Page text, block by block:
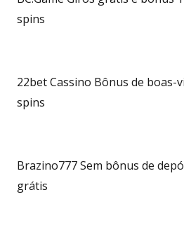
spins
22bet Cassino Bônus de boas-
spins
Brazino777 Sem bônus de
grátis